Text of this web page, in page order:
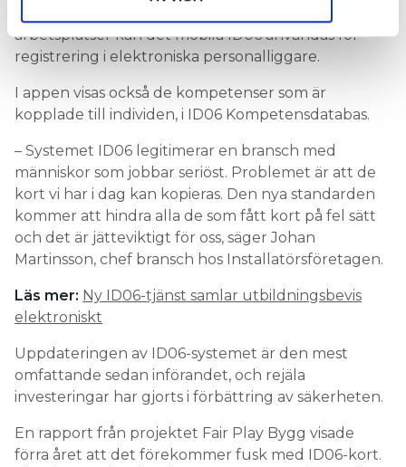
arbetsplatser kan det mobila ID06 användas för
registrering i elektroniska personalliggare.
I appen visas också de kompetenser som är
kopplade till individen, i ID06 Kompetensdatabas.
– Systemet ID06 legitimerar en bransch med
människor som jobbar seriöst. Problemet är att de
kort vi har i dag kan kopieras. Den nya standarden
kommer att hindra alla de som fått kort på fel sätt
och det är jätteviktigt för oss, säger Johan
Martinsson, chef bransch hos Installatörsföretagen.
Läs mer: Ny ID06-tjänst samlar utbildningsbevis
elektroniskt
Uppdateringen av ID06-systemet är den mest
omfattande sedan införandet, och rejäla
investeringar har gjorts i förbättring av säkerheten.
En rapport från projektet Fair Play Bygg visade
förra året att det förekommer fusk med ID06-kort.